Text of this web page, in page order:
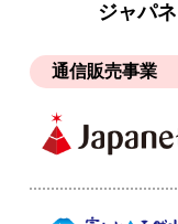
ジャパ
通信販売事業